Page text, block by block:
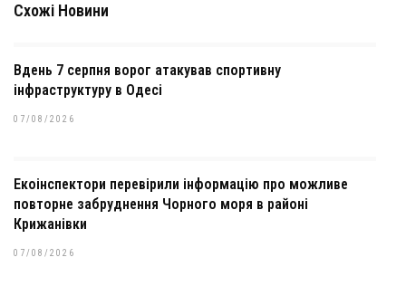
Схожі Новини
Вдень 7 серпня ворог атакував спортивну
інфраструктуру в Одесі
07/08/2026
Екоінспектори перевірили інформацію про можливе
повторне забруднення Чорного моря в районі
Крижанівки
07/08/2026